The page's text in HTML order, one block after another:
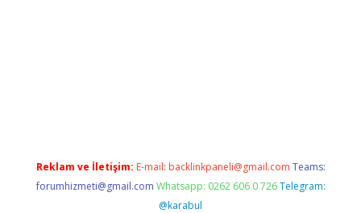
Reklam ve İletişim: E-mail: backlinkpaneli@gmail.com Teams:
forumhizmeti@gmail.com Whatsapp: 0262 606 0 726 Telegram:
@karabul